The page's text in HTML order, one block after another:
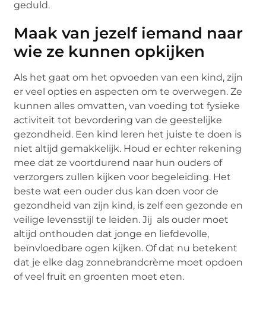
geduld.
Maak van jezelf iemand naar
wie ze kunnen opkijken
Als het gaat om het opvoeden van een kind, zijn
er veel opties en aspecten om te overwegen. Ze
kunnen alles omvatten, van voeding tot fysieke
activiteit tot bevordering van de geestelijke
gezondheid. Een kind leren het juiste te doen is
niet altijd gemakkelijk. Houd er echter rekening
mee dat ze voortdurend naar hun ouders of
verzorgers zullen kijken voor begeleiding. Het
beste wat een ouder dus kan doen voor de
gezondheid van zijn kind, is zelf een gezonde en
veilige levensstijl te leiden. Jij als ouder moet
altijd onthouden dat jonge en liefdevolle,
beïnvloedbare ogen kijken. Of dat nu betekent
dat je elke dag zonnebrandcrème moet opdoen
of veel fruit en groenten moet eten.